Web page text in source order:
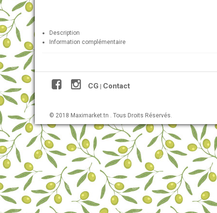
Description
Information complémentaire
CG Contact
© 2018 Maximarket.tn . Tous Droits Réservés.